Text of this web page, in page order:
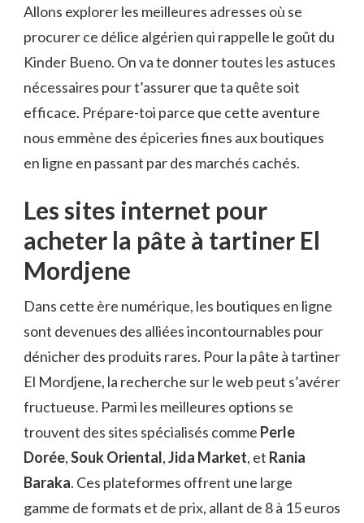
Allons explorer les meilleures adresses où se
procurer ce délice algérien qui rappelle le goût du
Kinder Bueno. On va te donner toutes les astuces
nécessaires pour t’assurer que ta quête soit
efficace. Prépare-toi parce que cette aventure
nous emmène des épiceries fines aux boutiques
en ligne en passant par des marchés cachés.
Les sites internet pour
acheter la pâte à tartiner El
Mordjene
Dans cette ère numérique, les boutiques en ligne
sont devenues des alliées incontournables pour
dénicher des produits rares. Pour la pâte à tartiner
El Mordjene, la recherche sur le web peut s’avérer
fructueuse. Parmi les meilleures options se
trouvent des sites spécialisés comme Perle
Dorée,Souk Oriental,Jida Market, et Rania
Baraka. Ces plateformes offrent une large
gamme de formats et de prix, allant de 8 à 15 euros